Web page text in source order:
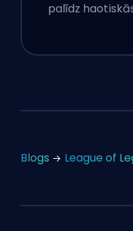
palīdz
Blogs League of